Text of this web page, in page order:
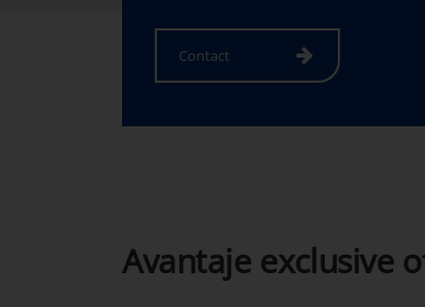
Contact
Avantaje exclusive